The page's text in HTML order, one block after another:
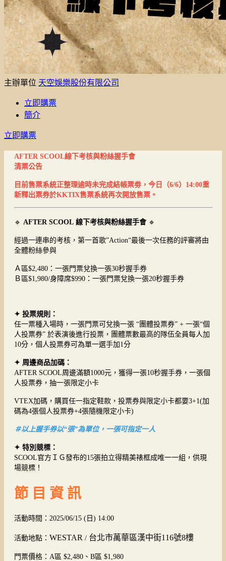
主辦單位 天空娛樂股份有限公司
立即購票
簡介
立即購票
AFTER SCOOL線下考核與粉絲握手會
清票公告
目前售票系統正整理逾時未完成結帳票劵，今日（6/6）14:00重
新釋出票券於KKTIX售票系統再次開放售票。
🔹 AFTER SCOOL 線下考核與粉絲握手會🔹
經過一連串的考核，第一首歌”Action“最後一次任務的評審將由
全體粉絲參與
Ａ區$2,480：一張門票兌換一張30秒握手券
Ｂ區$1,980/身障席$990：一張門票兌換一張20秒握手券
✦ 投票規則：
任一票種入場時，一張門票可兌換一張 “團體投票券” + 一張“個
人投票券” 於表演後進行投票，團體票數最高的隊伍全員每人加
10分，個人投票券可為單一選手加1分
✦ 周邊商品加碼：
AFTER SCOOL周邊滿額1000元，獲得一張10秒握手券，一張個
人投票券，抽一張限定小卡
VTEX加碼，購買任一指定鞋款，投票券與限定小卡都要3+1(加
碼為4張個人投票券+4張隨機限定小卡)
＃以上握手券以“張”為單位，一張可指定一人
✦ 特別競標：
SCOOL官方ＩＧ發布的15張拍立得精美裱框成唯一一組，供現
場競標！
節 目 資 訊
活動時間：2025/06/15 (日) 14:00
活動地點： WESTAR / 台北市萬華區漢中街116號8樓
門票價格：A區 $2,480、B區 $1,980